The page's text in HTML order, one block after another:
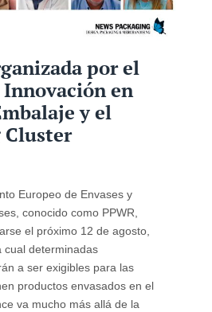
por el
en
y el
Cluster
Europeo de Envases y
conocido como PPWR,
el próximo 12 de agosto,
cual determinadas
a ser exigibles para las
productos envasados en el
va mucho más allá de la